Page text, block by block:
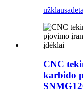
užklausa
CNC
karbido